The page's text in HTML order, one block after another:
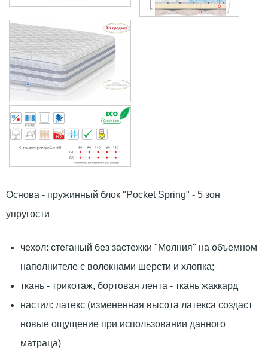
Основа - пружинный блок "Pocket Spring" - 5 зон
упругости
чехол: стеганый без застежки "Молния" на объемном
наполнителе с волокнами шерсти и хлопка;
ткань - трикотаж, бортовая лента - ткань жаккард
настил: латекс (измененная высота латекса создаст
новые ощущение при использовании данного
матраца)